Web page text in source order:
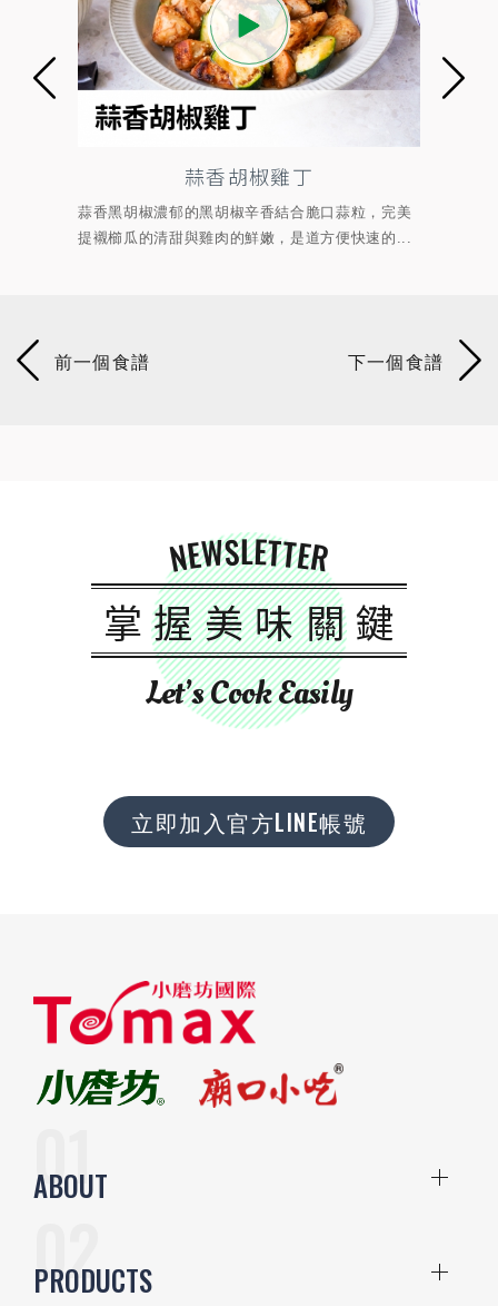
脆口蒜粒，完美
道方便快速的...
孜香肉絲
拌以孜然風味料、宮保辣椒段、香菜大火快炒，展
現孜然粗曠、濃郁的鹹香、焙烤辣椒段的熟香微...
NEWSLETTER
掌握美味關鍵
Let’s Cook Easily
立即加入官方LINE帳號
ABOUT
PRODUCTS